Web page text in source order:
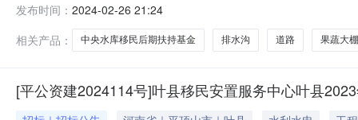
况:1、项目编号：叶财招标2024-92、项目名称：叶县移
发布时间： 2024-02-26 21:24
相关产品：
中央水库移民后期扶持基金 排水沟 道路 果蔬大棚
[平公资建2024114号]叶县移民安置服务中心叶县